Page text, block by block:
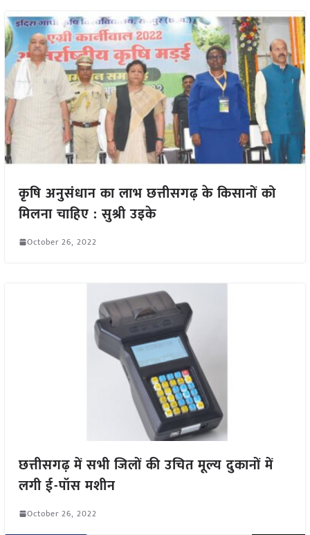
कृषि अनुसंधान का लाभ छत्तीसगढ़ के किसानों को
मिलना चाहिए : सुश्री उइके
October 26, 2022
छत्तीसगढ़ में सभी जिलों की उचित मूल्य दुकानों में
लगी ई-पॉस मशीन
October 26, 2022